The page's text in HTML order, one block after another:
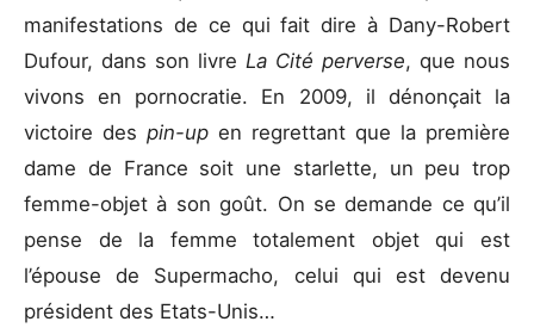
manifestations de ce qui fait dire à Dany-Robert
Dufour, dans son livre La Cité perverse, que nous
vivons en pornocratie. En 2009, il dénonçait la
victoire des pin-up en regrettant que la première
dame de France soit une starlette, un peu trop
femme-objet à son goût. On se demande ce qu’il
pense de la femme totalement objet qui est
l’épouse de Supermacho, celui qui est devenu
président des Etats-Unis…